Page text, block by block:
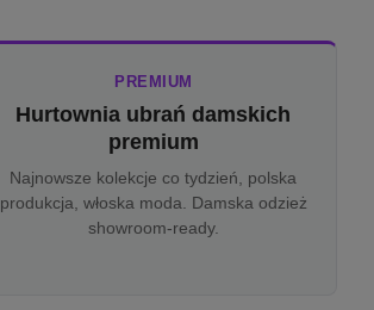
PREMIUM
Hurtownia ubrań damskich
premium
Najnowsze kolekcje co tydzień, polska
produkcja, włoska moda. Damska odzież
showroom-ready.